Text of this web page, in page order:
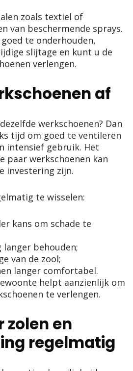
zoals textiel of
van beschermende sprays.
te onderhouden,
slijtage en kunt u de
verlengen.
af
werkschoenen? Dan
tijd om goed te ventileren
intensief gebruik. Het
paar werkschoenen kan
investering zijn.
te wisselen:
kans om schade te
behouden;
van de zool;
langer comfortabel.
helpt aanzienlijk om
te verlengen.
zolen en
regelmatig